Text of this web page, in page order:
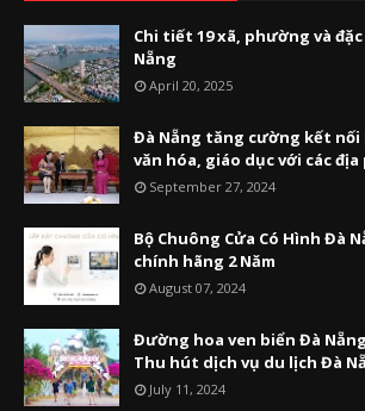
Chi tiết 19 xã, phường và
Nẵng
April 20, 2025
Đà Nẵng tăng cường kết
văn hóa, giáo dục với các
September 27, 2024
Bộ Chuông Cửa Có Hình Đà
chính hãng 2 Năm
August 07, 2024
Đường hoa ven biển Đà
Thu hút dịch vụ du lịch Đà
July 11, 2024